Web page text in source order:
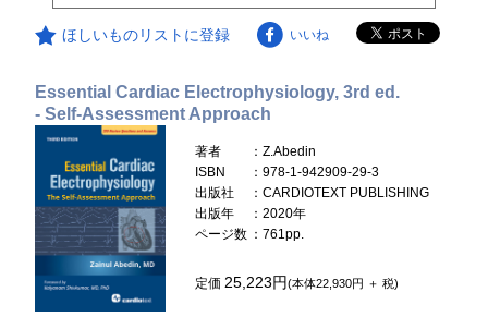
ほしいものリストに登録 いいね
Essential Cardiac Electrophysiology, 3rd ed.
- Self-Assessment Approach
著者
：Z.Abedin
ISBN
：978-1-942909-29-3
出版社
：CARDIOTEXT PUBLISHING
出版年
：2020年
ページ数 ：761pp.
定価 25,223円(本体22,930円 ＋ 税)